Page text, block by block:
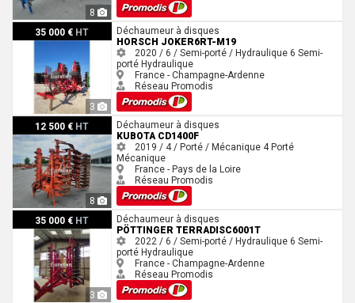
8
35 000 € HT
3
Horsch JOKER6RT-M19
Déchaumeur à disques
HORSCH JOKER6RT-M19
2020 / 6 / Semi-porté / Hydraulique 6 Semi-
porté Hydraulique
France - Champagne-Ardenne
Réseau Promodis
12 500 € HT
8
Kubota CD1400F
Déchaumeur à disques
KUBOTA CD1400F
2019 / 4 / Porté / Mécanique 4 Porté
Mécanique
France - Pays de la Loire
Réseau Promodis
35 000 € HT
3
Pöttinger TERRADISC6001TDéchaumeur à disques
PÖTTINGER TERRADISC6001T
2022 / 6 / Semi-porté / Hydraulique 6 Semi-
porté Hydraulique
France - Champagne-Ardenne
Réseau Promodis